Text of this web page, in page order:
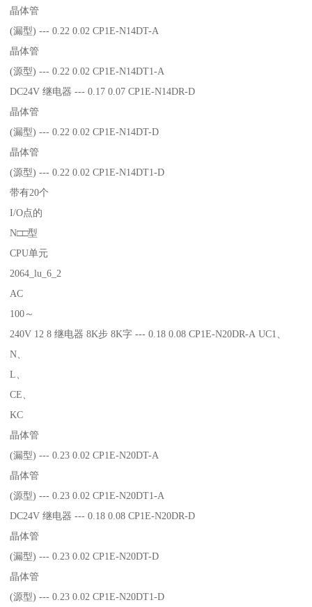
晶体管
(漏型) --- 0.22 0.02 CP1E-N14DT-A
晶体管
(源型) --- 0.22 0.02 CP1E-N14DT1-A
DC24V 继电器 --- 0.17 0.07 CP1E-N14DR-D
晶体管
(漏型) --- 0.22 0.02 CP1E-N14DT-D
晶体管
(源型) --- 0.22 0.02 CP1E-N14DT1-D
带有20个
I/O点的
N□□型
CPU单元
2064_lu_6_2
AC
100～
240V 12 8 继电器 8K步 8K字 --- 0.18 0.08 CP1E-N20DR-A UC1、
N、
L、
CE、
KC
晶体管
(漏型) --- 0.23 0.02 CP1E-N20DT-A
晶体管
(源型) --- 0.23 0.02 CP1E-N20DT1-A
DC24V 继电器 --- 0.18 0.08 CP1E-N20DR-D
晶体管
(漏型) --- 0.23 0.02 CP1E-N20DT-D
晶体管
(源型) --- 0.23 0.02 CP1E-N20DT1-D